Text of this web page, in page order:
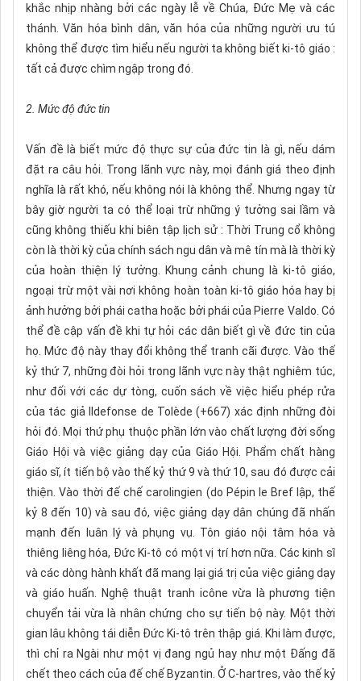
khắc nhịp nhàng bởi các ngày lễ về Chúa, Đức Mẹ và các
thánh. Văn hóa bình dân, văn hóa của những người ưu tú
không thể được tìm hiểu nếu người ta không biết ki-tô giáo :
tất cả được chìm ngập trong đó.
2. Mức độ đức tin
Vấn đề là biết mức độ thực sự của đức tin là gì, nếu dám
đặt ra câu hỏi. Trong lãnh vực này, mọi đánh giá theo định
nghĩa là rất khó, nếu không nói là không thể. Nhưng ngay từ
bây giờ người ta có thể loại trừ những ý tưởng sai lầm và
cũng không thiếu khi biên tập lịch sử : Thời Trung cổ không
còn là thời kỳ của chính sách ngu dân và mê tín mà là thời kỳ
của hoàn thiện lý tưởng. Khung cảnh chung là ki-tô giáo,
ngoại trừ một vài nơi không hoàn toàn ki-tô giáo hóa hay bị
ảnh hưởng bởi phái catha hoặc bởi phái của Pierre Valdo. Có
thể đề cập vấn đề khi tự hỏi các dân biết gì về đức tin của
họ. Mức độ này thay đổi không thể tranh cãi được. Vào thế
kỷ thứ 7, những đòi hỏi trong lãnh vực này thật nghiêm túc,
như đối với các dự tòng, cuốn sách về việc hiểu phép rửa
của tác giả Ildefonse de Tolède (+667) xác định những đòi
hỏi đó. Mọi thứ phụ thuộc phần lớn vào chất lượng đời sống
Giáo Hội và việc giảng dạy của Giáo Hội. Phẩm chất hàng
giáo sĩ, ít tiến bộ vào thế kỷ thứ 9 và thứ 10, sau đó được cải
thiện. Vào thời đế chế carolingien (do Pépin le Bref lập, thế
kỷ 8 đến 10) và sau đó, việc giảng dạy dân chúng đã nhấn
mạnh đến luân lý và phụng vụ. Tôn giáo nội tâm hóa và
thiêng liêng hóa, Đức Ki-tô có một vị trí hơn nữa. Các kinh sĩ
và các dòng hành khất đã mang lại giá trị của việc giảng dạy
và giáo huấn. Nghệ thuật tranh icône vừa là phương tiện
chuyển tải vừa là nhân chứng cho sự tiến bộ này. Một thời
gian lâu không tái diễn Đức Ki-tô trên thập giá. Khi làm được,
thì chỉ ra Ngài như một vị đang ngủ hay như một Đấng đã
chết theo cách của đế chế Byzantin. Ở C-hartres, vào thế kỷ